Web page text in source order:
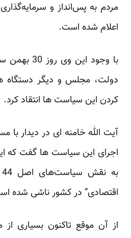
مردم به پس‌انداز و
اعلام شده است.
دولت، مجلس و دیگر دستگاه
کردن این سیاست ها انتقاد کرد.
آیت الله خامنه ای در دیدار با
اجرای این سیاست ها گفت که
اقتصادی” در کشور ناشی شده
از آن موقع تاکنون بسیاری